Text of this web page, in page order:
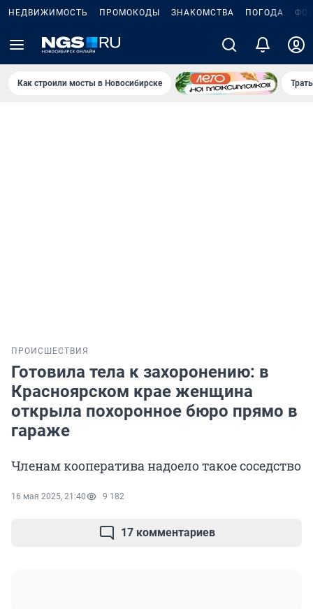
НЕДВИЖИМОСТЬ ПРОМОКОДЫ ЗНАКОМСТВА ПОГОДА
Как строили мосты в Новосибирске
ПРОИСШЕСТВИЯ
Готовила тела к захоронению: в
Красноярском крае женщина
открыла похоронное бюро прямо в
гараже
Членам кооператива надоело такое соседство
16 мая 2025, 21:40 9 182
17 комментариев